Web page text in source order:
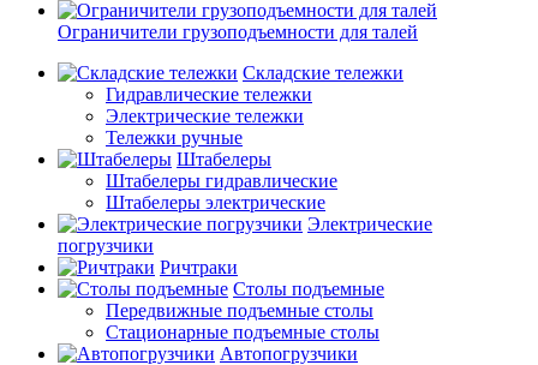
Ограничители грузоподъемности для талей
Складские тележки
Гидравлические тележки
Электрические тележки
Тележки ручные
Штабелеры
Штабелеры гидравлические
Штабелеры электрические
Электрические
погрузчики
Ричтраки
Столы подъемные
Передвижные подъемные столы
Стационарные подъемные столы
Автопогрузчики